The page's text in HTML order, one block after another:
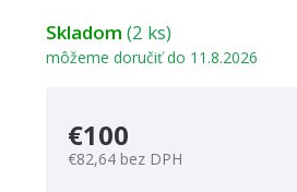
Skladom (2 ks)
môžeme doručiť do 11.8.2026
€100
€82,64 bez DPH